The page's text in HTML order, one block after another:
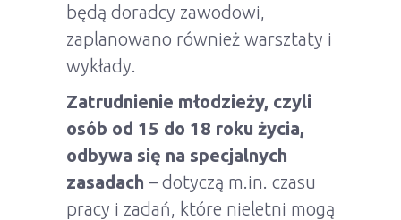
będą doradcy zawodowi,
zaplanowano również warsztaty i
wykłady.
Zatrudnienie młodzieży, czyli
osób od 15 do 18 roku życia,
odbywa się na specjalnych
zasadach – dotyczą m.in. czasu
pracy i zadań, które nieletni mogą